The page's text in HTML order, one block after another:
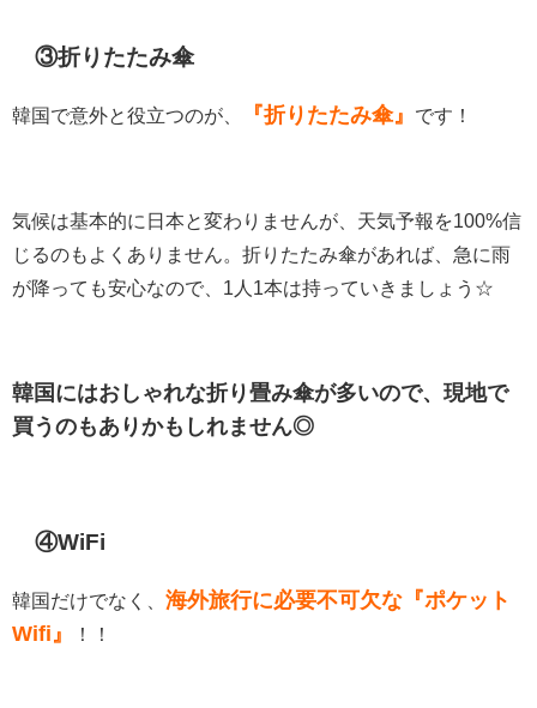
③折りたたみ傘
韓国で意外と役立つのが、 『折りたたみ傘』 です！
気候は基本的に日本と変わりませんが、天気予報を100%信
じるのもよくありません。折りたたみ傘があれば、急に雨
が降っても安心なので、1人1本は持っていきましょう☆
韓国にはおしゃれな折り畳み傘が多いので、現地で
買うのもありかもしれません◎
④WiFi
韓国だけでなく、 海外旅行に必要不可欠な『ポケット
Wifi』
！！